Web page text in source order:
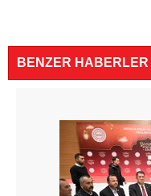
BENZER HABERLER